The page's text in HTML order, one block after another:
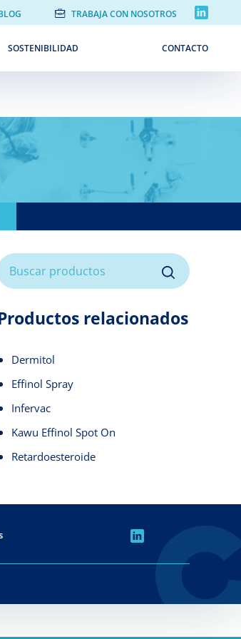
TRABAJA CON NOSOTROS
SOSTENIBILIDAD CONTACTO
relacionados
Dermitol
Effinol Spray
Infervac
Kawu Effinol Spot On
Retardoesteroide